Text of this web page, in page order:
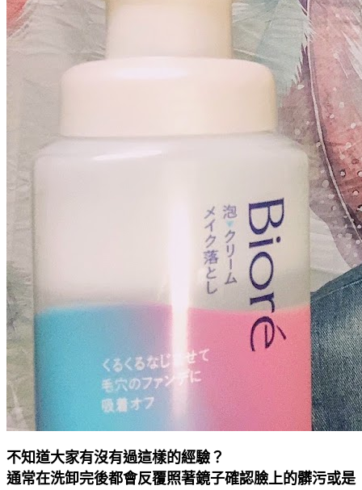
不知道大家有沒有過這樣的經驗？
通常在洗卸完後都會反覆照著鏡子確認臉上的髒污或是